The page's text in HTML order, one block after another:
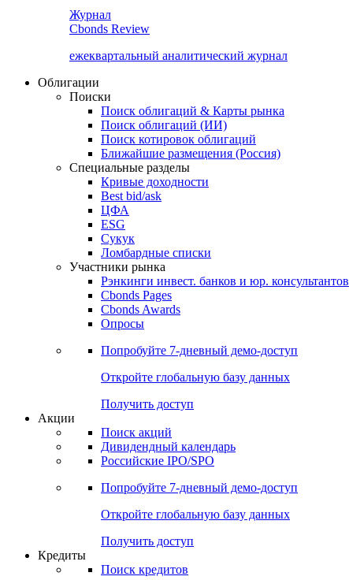
Журнал
Cbonds Review
ежеквартальный аналитический журнал
Облигации
Поиски
Поиск облигаций & Карты рынка
Поиск облигаций (ИИ)
Поиск котировок облигаций
Ближайшие размещения (Россия)
Специальные разделы
Кривые доходности
Best bid/ask
ЦФА
ESG
Сукук
Ломбардные списки
Участники рынка
Рэнкинги инвест. банков и юр. консультантов
Cbonds Pages
Cbonds Awards
Опросы
Попробуйте 7-дневный демо-доступ
Откройте глобальную базу данных
Получить доступ
Акции
Поиск акций
Дивидендный календарь
Российские IPO/SPO
Попробуйте 7-дневный демо-доступ
Откройте глобальную базу данных
Получить доступ
Кредиты
Поиск кредитов